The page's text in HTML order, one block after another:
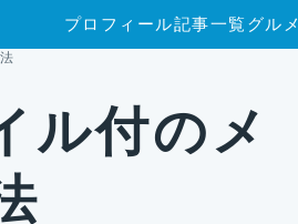
プロフィール記事一覧グルメ
ル付のメ